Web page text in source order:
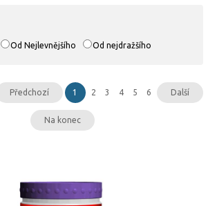
Od Nejlevnějšího Od nejdražšího
Předchozí 1 2 3 4 5 6 Další
Na konec